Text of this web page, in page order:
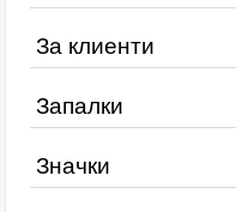
За клиенти
Запалки
Значки